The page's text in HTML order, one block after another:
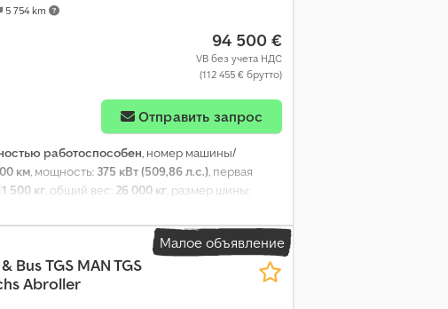
5 754 km
94 500 €
VB без учета НДС
(112 455 € брутто)
Отправить запрос
работоспособен, номер машины/
км, мощность: 375 кВт (509,86 л.с.), первая
500 кг, общий вес: 26 000 кг, размер шины:
(TÜV):
кабина, тип передачи:автоматический,
мм 3 300 мм, Год выпуска:2019,
фары, кондиционер, отопитель
стекол
Малое объявление
BusTGS MAN TGS
Abroller